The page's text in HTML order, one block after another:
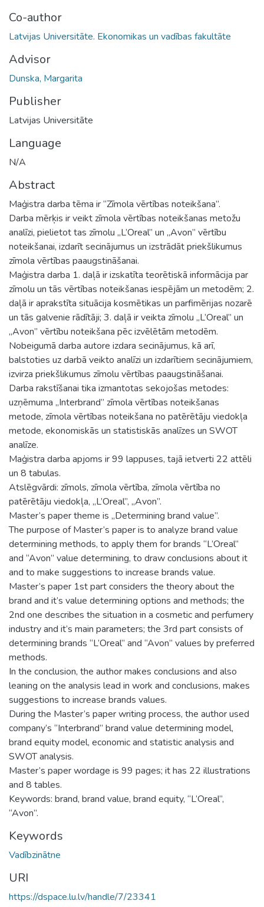
Co-author
Latvijas Universitāte. Ekonomikas un vadības fakultāte
Advisor
Dunska, Margarita
Publisher
Latvijas Universitāte
Language
N/A
Abstract
Maģistra darba tēma ir “Zīmola vērtības noteikšana”.
Darba mērķis ir veikt zīmola vērtības noteikšanas metožu
analīzi, pielietot tas zīmolu „L’Oreal” un „Avon” vērtību
noteikšanai, izdarīt secinājumus un izstrādāt priekšlikumus
zīmola vērtības paaugstināšanai.
Maģistra darba 1. daļā ir izskatīta teorētiskā informācija par
zīmolu un tās vērtības noteikšanas iespējām un metodēm; 2.
daļā ir aprakstīta situācija kosmētikas un parfimērijas nozarē
un tās galvenie rādītāji; 3. daļā ir veikta zīmolu „L’Oreal” un
„Avon” vērtību noteikšana pēc izvēlētām metodēm.
Nobeigumā darba autore izdara secinājumus, kā arī,
balstoties uz darbā veikto analīzi un izdarītiem secinājumiem,
izvirza priekšlikumus zīmolu vērtības paaugstināšanai.
Darba rakstīšanai tika izmantotas sekojošas metodes:
uzņēmuma „Interbrand” zīmola vērtības noteikšanas
metode, zīmola vērtības noteikšana no patērētāju viedokļa
metode, ekonomiskās un statistiskās analīzes un SWOT
analīze.
Maģistra darba apjoms ir 99 lappuses, tajā ietverti 22 attēli
un 8 tabulas.
Atslēgvārdi: zīmols, zīmola vērtība, zīmola vērtība no
patērētāju viedokļa, „L’Oreal”, „Avon”.
Master’s paper theme is „Determining brand value”.
The purpose of Master’s paper is to analyze brand value
determining methods, to apply them for brands “L’Oreal”
and “Avon” value determining, to draw conclusions about it
and to make suggestions to increase brands value.
Master’s paper 1st part considers the theory about the
brand and it’s value determining options and methods; the
2nd one describes the situation in a cosmetic and perfumery
industry and it’s main parameters; the 3rd part consists of
determining brands “L’Oreal” and “Avon” values by preferred
methods.
In the conclusion, the author makes conclusions and also
leaning on the analysis lead in work and conclusions, makes
suggestions to increase brands values.
During the Master’s paper writing process, the author used
company’s “Interbrand” brand value determining model,
brand equity model, economic and statistic analysis and
SWOT analysis.
Master’s paper wordage is 99 pages; it has 22 illustrations
and 8 tables.
Keywords: brand, brand value, brand equity, “L’Oreal”,
“Avon”.
Keywords
Vadībzinātne
URI
https://dspace.lu.lv/handle/7/23341